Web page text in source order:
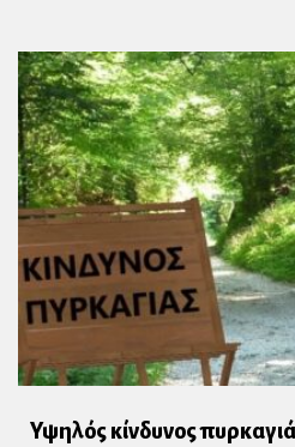
Υψηλός κίνδυνος